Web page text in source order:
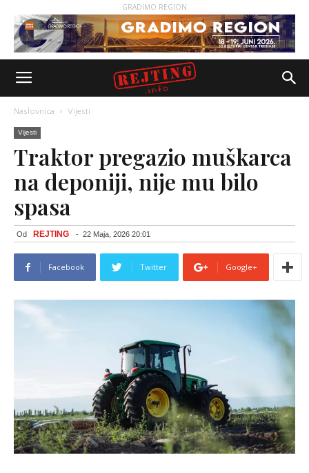
GRADIMO REGION
Naslovnica Vijesti
Vijesti
Traktor pregazio muškarca
na deponiji, nije mu bilo
spasa
Od REJTING - 22 Maja, 2026 20:01
Facebook Twitter Google+